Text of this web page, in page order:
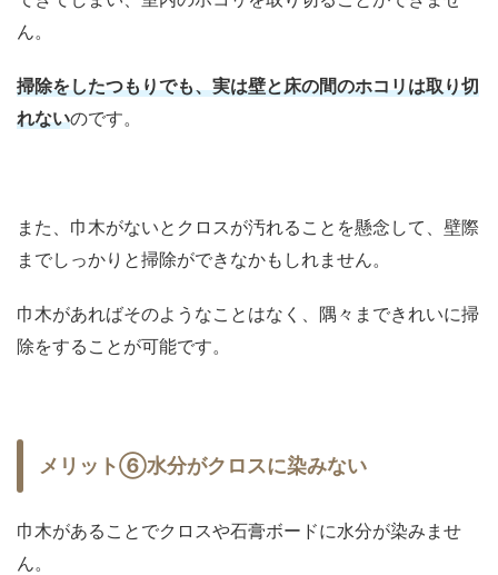
ん。
掃除をしたつもりでも、実は壁と床の間のホコリは取り切
れないのです。
また、巾木がないとクロスが汚れることを懸念して、壁際
までしっかりと掃除ができなかもしれません。
巾木があればそのようなことはなく、隅々まできれいに掃
除をすることが可能です。
メリット⑥水分がクロスに染みない
巾木があることでクロスや石膏ボードに水分が染みませ
ん。